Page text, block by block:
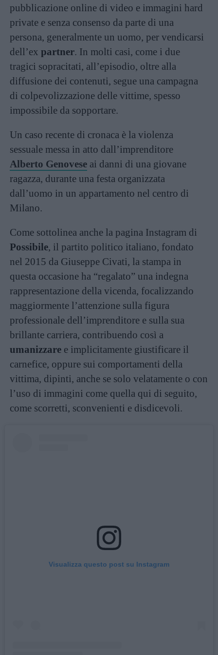
pubblicazione online di video e immagini hard
private e senza consenso da parte di una
persona, generalmente un uomo, per vendicarsi
dell’ex partner. In molti casi, come i due
tragici sopracitati, all’episodio, oltre alla
diffusione dei contenuti, segue una campagna
di colpevolizzazione delle vittime, spesso
impossibile da sopportare.
Un caso recente di cronaca è la violenza
sessuale messa in atto dall’imprenditore
Alberto Genovese ai danni di una giovane
ragazza, durante una festa organizzata
dall’uomo in un appartamento nel centro di
Milano.
Come sottolinea anche la pagina Instagram di
Possibile, il partito politico italiano, fondato
nel 2015 da Giuseppe Civati, la stampa in
questa occasione ha “regalato” una indegna
rappresentazione della vicenda, focalizzando
maggiormente l’attenzione sulla figura
professionale dell’imprenditore e sulla sua
brillante carriera, contribuendo così a
umanizzare e implicitamente giustificare il
carnefice, oppure sui comportamenti della
vittima, dipinti, anche se solo velatamente o con
l’uso di immagini come quella qui di seguito,
come scorretti, sconvenienti e disdicevoli.
Visualizza questo post su Instagram